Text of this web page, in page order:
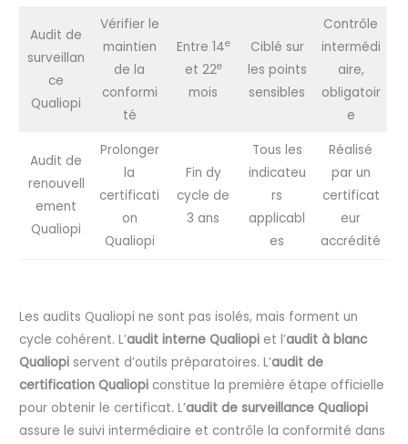
Audit de
surveillan
ce
Qualiopi
Vérifier le
maintien
de la
conformi
té
Entre 14e
et 22e
mois
Ciblé sur
les points
sensibles
Contrôle
intermédi
aire,
obligatoir
e
Audit de
renouvell
ement
Qualiopi
Prolonger
la
certificati
on
Qualiopi
Fin dy
cycle de
3 ans
Tous les
indicateu
rs
applicabl
es
Réalisé
par un
certificat
eur
accrédité
Les audits Qualiopi ne sont pas isolés, mais forment un
cycle cohérent. L’audit interne Qualiopi et l’audit à blanc
Qualiopi servent d’outils préparatoires. L’audit de
certification Qualiopi constitue la première étape officielle
pour obtenir le certificat. L’audit de surveillance Qualiopi
assure le suivi intermédiaire et contrôle la conformité dans